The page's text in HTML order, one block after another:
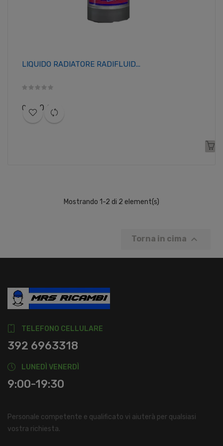
LIQUIDO RADIATORE RADIFLUID...
0 Prezzo
3,00 €
Mostrando 1-2 di 2 element(s)
Torna in cima 
TELEFONO CELLULARE
392 6963318
LUNEDÌ VENERDÌ
9:00-19:30
Personale competente e qualificato vi aiuterà per qualsiasi
vostra richiesta.